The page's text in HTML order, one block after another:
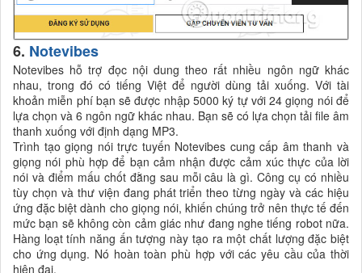
6. Notevibes
Notevibes hỗ trợ đọc nội dung theo rất nhiều ngôn ngữ khác
nhau, trong đó có tiếng Việt để người dùng tải xuống. Với tài
khoản miễn phí bạn sẽ được nhập 5000 ký tự với 24 giọng nói để
lựa chọn và 6 ngôn ngữ khác nhau. Bạn sẽ có lựa chọn tải file âm
thanh xuống với định dạng MP3.
Trình tạo giọng nói trực tuyến Notevibes cung cấp âm thanh và
giọng nói phù hợp để bạn cảm nhận được cảm xúc thực của lời
nói và điểm mấu chốt đằng sau mỗi câu là gì. Công cụ có nhiều
tùy chọn và thư viện đang phát triển theo từng ngày và các hiệu
ứng đặc biệt dành cho giọng nói, khiến chúng trở nên thực tế đến
mức bạn sẽ không còn cảm giác như đang nghe tiếng robot nữa.
Hàng loạt tính năng ấn tượng này tạo ra một chất lượng đặc biệt
cho ứng dụng. Nó hoàn toàn phù hợp với các yêu cầu của thời
hiện đại.